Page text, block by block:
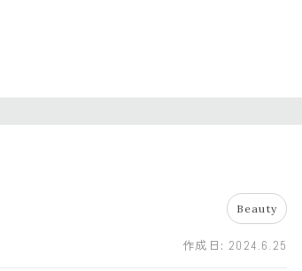
Beauty
作成日:2024.6.25